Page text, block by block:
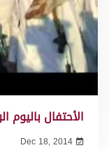
الأحتفال باليوم
Dec 18, 2014